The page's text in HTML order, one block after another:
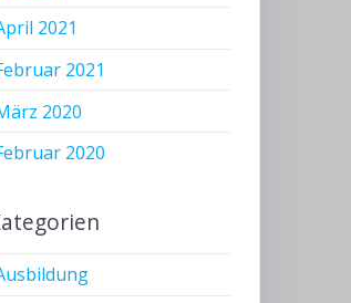
2021
2021
2020
2020